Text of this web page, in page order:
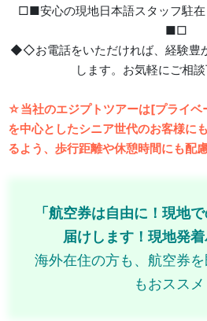
□■安心の現地日本語スタッフ駐
■□
◆◇お電話をいただければ、経験豊
します。お気軽にご相
☆当社のエジプトツアーは[プライ
を中心としたシニア世代のお客様に
るよう、歩行距離や休憩時間にも配
「航空券は自由に！現地
届けします！現地発着
海外在住の方も、航空券
もおススメ